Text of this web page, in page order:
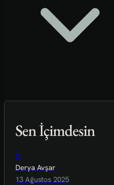
Sen İçimdesin
D
Derya Avşar
13 Ağustos 2025